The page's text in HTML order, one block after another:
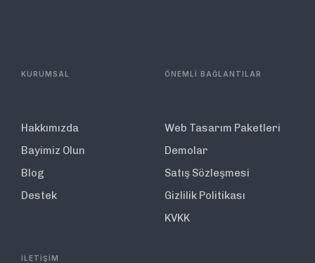
KURUMSAL
Hakkımızda
Bayimiz Olun
Blog
Destek
ÖNEMLİ BAĞLANTILAR
Web Tasarım Paketleri
Demolar
Satış Sözleşmesi
Gizlilik Politikası
KVKK
İLETİŞİM